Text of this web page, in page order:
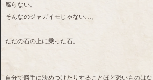
腐らない。
そんなのジャガイモじゃない…。
ただの石の上に乗った石。
自分で勝手に決めつけたりすることほど恐いものはな